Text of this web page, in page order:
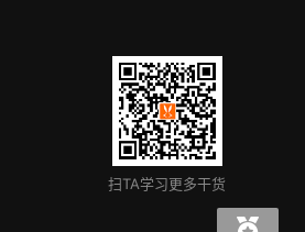
扫TA学习更多干货